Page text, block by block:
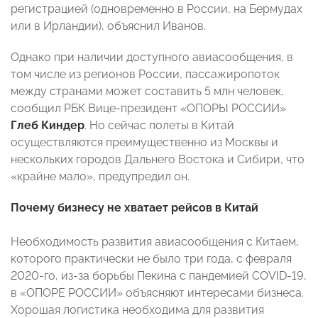
регистрацией (одновременно в России, на Бермудах
или в Ирландии), объяснил Иванов.
Однако при наличии доступного авиасообщения, в
том числе из регионов России, пассажиропоток
между странами может составить 5 млн человек,
сообщил РБК Вице-президент «ОПОРЫ РОССИИ»
Глеб Киндер. Но сейчас полеты в Китай
осуществляются преимущественно из Москвы и
нескольких городов Дальнего Востока и Сибири, что
«крайне мало», предупредил он.
Почему бизнесу не хватает рейсов в Китай
Необходимость развития авиасообщения с Китаем,
которого практически не было три года, с февраля
2020-го, из-за борьбы Пекина с пандемией COVID-19,
в «ОПОРЕ РОССИИ» объясняют интересами бизнеса.
Хорошая логистика необходима для развития